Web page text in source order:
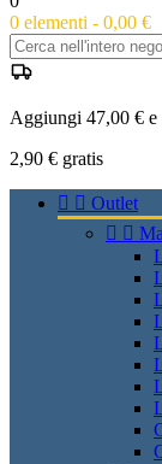
0 elementi - 0,00 €
Aggiungi 47,00 € e
2,90 € gratis
  Outlet
 